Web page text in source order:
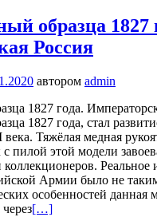
образца 1827
Россия
автором admin
1827 года.
1827 года, стал
Тяжёлая медная
пилой этой модели
коллекционеров. Реальное
Армии было не
особенностей данная
[…]